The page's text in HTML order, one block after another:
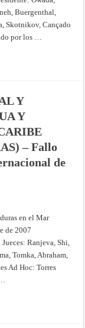
Buergenthal,
Skotnikov, Cançado
por los …
Y
Y
– Fallo
de
en el Mar
de 2007
Ranjeva, Shi,
Tomka, Abraham,
Ad Hoc: Torres